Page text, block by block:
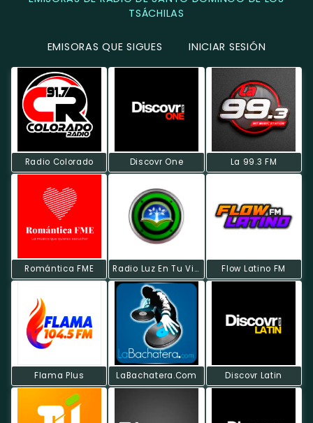
TSÁCHILAS
EMISORAS QUE SIGUES INICIAR SESIÓN
Radio Colorado Discovr One La 99.3 FM
Romántica FME Radio Luz En Tu Vida Flow Latino FM
Flama Plus LaBachatera.Com Discovr Latin